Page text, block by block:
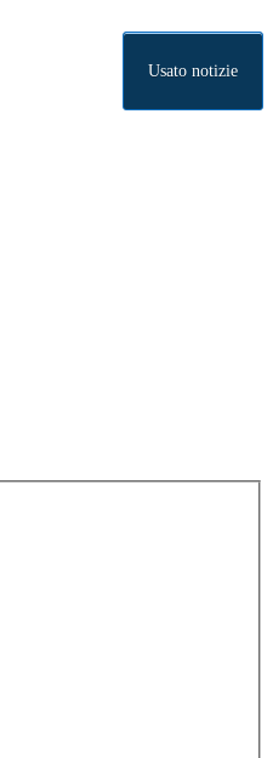
Usato notizie